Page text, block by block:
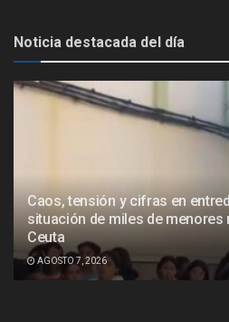
Noticia destacada del día
Caos, tensión y cifras en
situación de miles de
Ceuta
AGOSTO 7, 2026